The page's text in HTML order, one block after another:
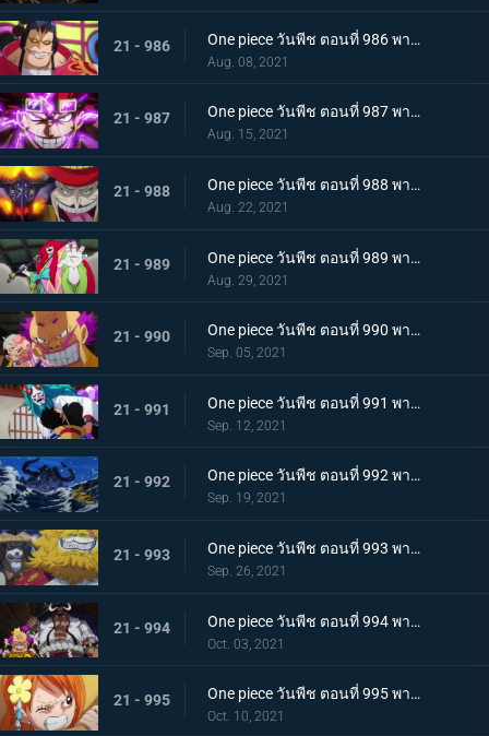
21 - 986 One piece วันพีช ตอนที่ 986 พากย์ไทย ดนตรีต่อสู้ พลังที่จู่โจมใส่ลูฟี่
Aug. 08, 2021
21 - 987 One piece วันพีช ตอนที่ 987 พากย์ไทย ฝันแตกสลาย กับดักล่อลวงซันจิ
Aug. 15, 2021
21 - 988 One piece วันพีช ตอนที่ 988 พากย์ไทย กำลังเสริมมาถึง! หัวหน้าหน่วยกลุ่มโจรสลัดหนวดขาว
Aug. 22, 2021
21 - 989 One piece วันพีช ตอนที่ 989 พากย์ไทย คำสาบานของบุรุษ! บราคิโอ้แทงก์สู้ดุเดือด
Aug. 29, 2021
21 - 990 One piece วันพีช ตอนที่ 990 พากย์ไทย ฟ้าสนั่น 8 ทิศ! ลูกชายไคโดปรากฏตัว
Sep. 05, 2021
21 - 991 One piece วันพีช ตอนที่ 991 พากย์ไทย เป็นศัตรูหรือเป็นมิตร? ลูฟี่กับยามาโตะ
Sep. 12, 2021
21 - 992 One piece วันพีช ตอนที่ 992 พากย์ไทย อยากจะเป็นโอเด้ง ความรู้สึกของยามาโตะ
Sep. 19, 2021
21 - 993 One piece วันพีช ตอนที่ 993 พากย์ไทย ระเบิด! พันธนาการที่มัดอิสระของยามาโตะ
Sep. 26, 2021
21 - 994 One piece วันพีช ตอนที่ 994 พากย์ไทย ปลอกดาบแดงดวลกันตัวต่อตัว คิคุโนะโจ ปะทะ คันจูโร่
Oct. 03, 2021
21 - 995 One piece วันพีช ตอนที่ 995 พากย์ไทย จู่โจมปณิธานของโอเด้งที่สืบทอดมา
Oct. 10, 2021